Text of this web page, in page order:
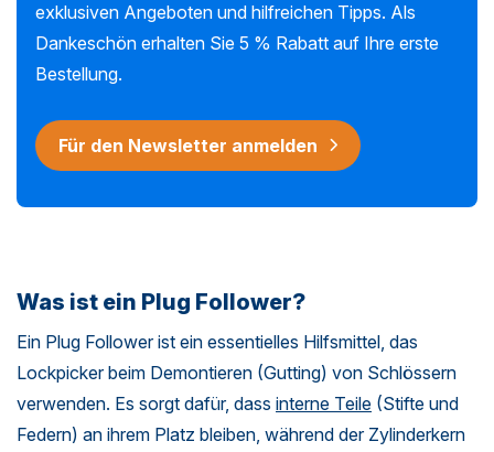
exklusiven Angeboten und hilfreichen Tipps. Als
Dankeschön erhalten Sie 5 % Rabatt auf Ihre erste
Bestellung.
Für den Newsletter anmelden
Was ist ein Plug Follower?
Ein Plug Follower ist ein essentielles Hilfsmittel, das
Lockpicker beim Demontieren (Gutting) von Schlössern
verwenden. Es sorgt dafür, dass interne Teile (Stifte und
Federn) an ihrem Platz bleiben, während der Zylinderkern